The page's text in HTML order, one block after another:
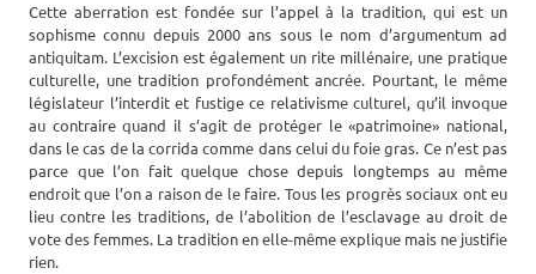
Cette aberration est fondée sur l’appel à la tradition, qui est un
sophisme connu depuis 2000 ans sous le nom d’argumentum ad
antiquitam. L’excision est également un rite millénaire, une pratique
culturelle, une tradition profondément ancrée. Pourtant, le même
législateur l’interdit et fustige ce relativisme culturel, qu’il invoque
au contraire quand il s’agit de protéger le «patrimoine» national,
dans le cas de la corrida comme dans celui du foie gras. Ce n’est pas
parce que l’on fait quelque chose depuis longtemps au même
endroit que l’on a raison de le faire. Tous les progrès sociaux ont eu
lieu contre les traditions, de l’abolition de l’esclavage au droit de
vote des femmes. La tradition en elle-même explique mais ne justifie
rien.